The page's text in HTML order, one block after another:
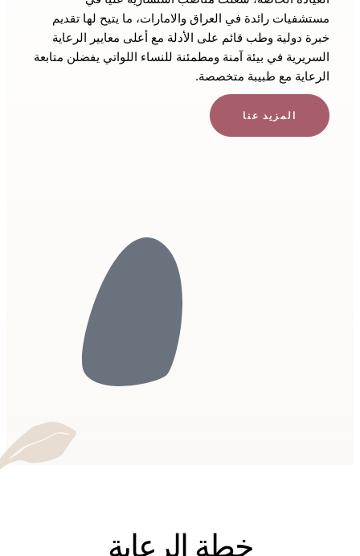
مستشفيات رائدة في العراق والامارات، ما يتيح لها تقديم
خبرة دولية وطب قائم على الأدلة مع أعلى معايير الرعاية
السريرية في بيئة آمنة ومطمئنة للنساء اللواتي يفضلن متابعة
الرعاية مع طبيبة متخصصة.
المزيد عنا
خطة الرعاية